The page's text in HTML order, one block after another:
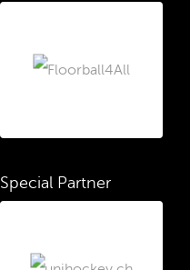
Special Partner